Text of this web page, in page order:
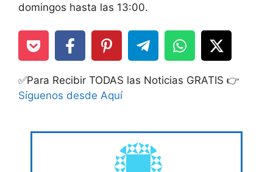
domingos hasta las 13:00.
✅Para Recibir TODAS las Noticias GRATIS 👉
Síguenos desde Aquí